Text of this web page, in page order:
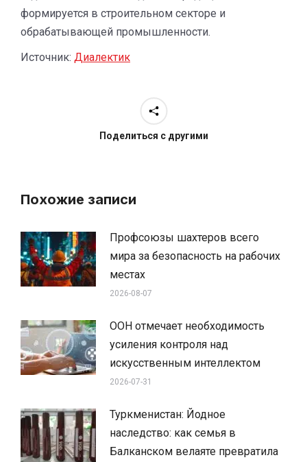
формируется в строительном секторе и
обрабатывающей промышленности.
Источник: Диалектик
Поделиться с другими
Похожие записи
Профсоюзы шахтеров всего
мира за безопасность на рабочих
местах
2026-08-07
ООН отмечает необходимость
усиления контроля над
искусственным интеллектом
2026-07-31
Туркменистан: Йодное
наследство: как семья в
Балканском велаяте превратила